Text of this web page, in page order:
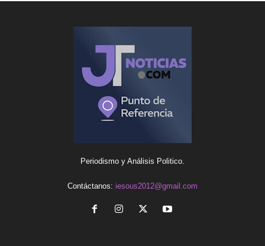
Periodismo y Análisis Politico.
Contáctanos: iesous2012@gmail.com